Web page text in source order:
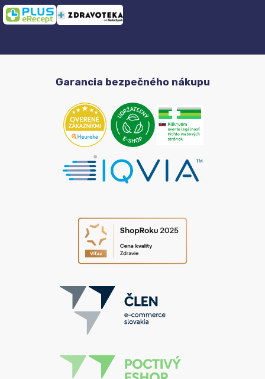
Garancia bezpečného nákupu